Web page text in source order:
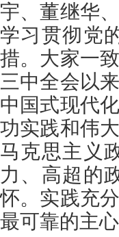
宇、董继华
学习贯彻党
措。大家一
三中全会以
中国式现代
功实践和伟
马克思主义
力、高超的
怀。实践充
最可靠的主心